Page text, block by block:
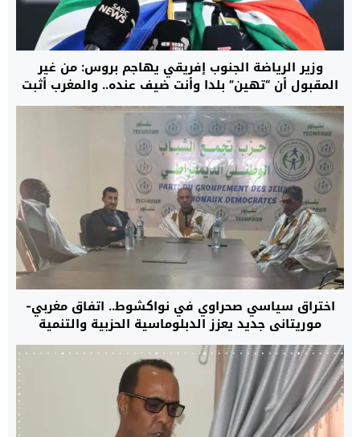
وزير الرياضة الجنوب إفريقي يهاجم بروس: من غير
المقبول أن “تهين” بلدا وأنت ضيف عنده.. والمغرب أثبت
للعالم قدرة إفريقيا على احتضان تظاهرات كبرى
اختراق سياسي صحراوي في نواكشوط.. اتفاق مغربي-
موريتاني جديد يعزز الدبلوماسية الحزبية والتنمية
المستدامة